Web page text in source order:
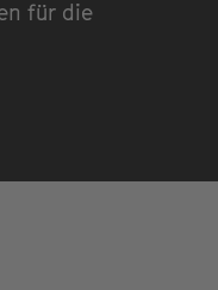
für die